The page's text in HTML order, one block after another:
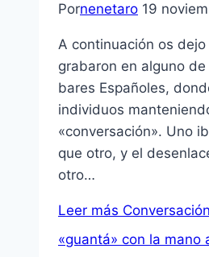
Pornenetaro 19
A continuación os
grabaron en alguno
bares Españoles,
individuos
«conversación». Uno
que otro, y el
otro…
Leer más
«guantá» con la mano